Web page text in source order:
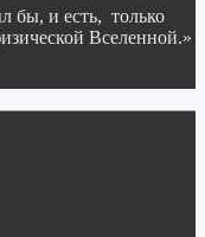
бы, и есть, только
Вселенной.»